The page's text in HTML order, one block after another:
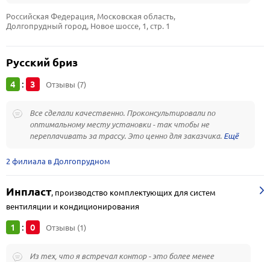
Российская Федерация, Московская область,
Долгопрудный город, Новое шоссе, 1, стр. 1
Русский бриз
4 : 3 Отзывы (7)
Все сделали качественно. Проконсультировали по
оптимальному месту установки - так чтобы не
переплачивать за трассу. Это ценно для заказчика.
2 филиала в Долгопрудном
Инпласт, производство комплектующих для систем
вентиляции и кондиционирования
1 : 0 Отзывы (1)
Из тех, что я встречал контор - это более менее